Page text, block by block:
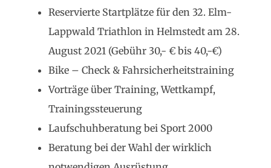
Reservierte Startplätze für den 32. Elm-
Lappwald Triathlon in Helmstedt am 28.
August 2021 (Gebühr 30,- € bis 40,-€)
Bike – Check & Fahrsicherheitstraining
Vorträge über Training, Wettkampf,
Trainingssteuerung
Laufschuhberatung bei Sport 2000
Beratung bei der Wahl der wirklich